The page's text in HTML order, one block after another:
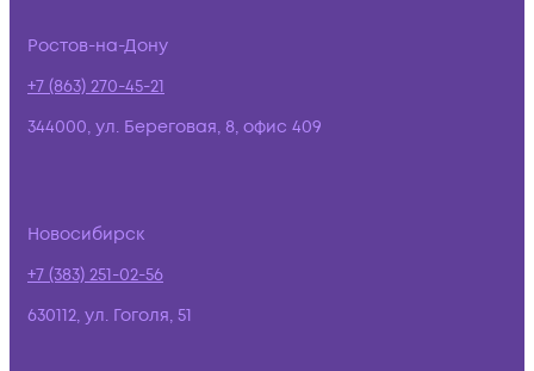
Ростов-на-Дону
+7 (863) 270-45-21
344000, ул. Береговая, 8, офис 409
Новосибирск
+7 (383) 251-02-56
630112, ул. Гоголя, 51